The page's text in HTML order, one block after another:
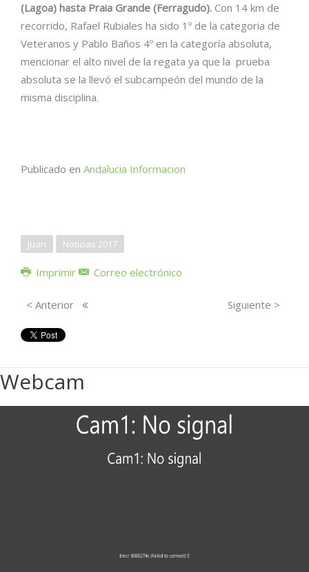
(Lagoa) hasta Praia Grande (Ferragudo). Con 14 km de
recorrido, Rafael Rubiales ha sido 1º de la categoria de
Veteranos y Pablo Baños 4º en la categoría absoluta,
mencionar el alto nivel de la regata ya que la prueba
absoluta se la llevó el subcampeón del mundo de la
misma disciplina.
Publicado en Andalucia Informacion
Juan Noticias 2017
Imprimir Correo electrónico
< Anterior Siguiente >
Webcam